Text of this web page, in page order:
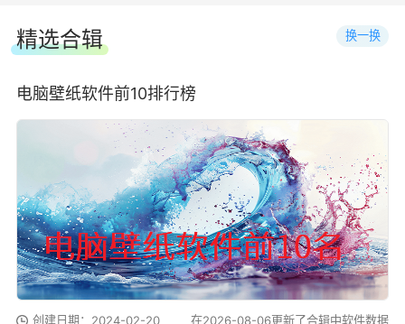
精选合辑 换一换
电脑壁纸软件前10排行榜
创建日期：2024-02-20 在2026-08-06更新了合辑中软件数据